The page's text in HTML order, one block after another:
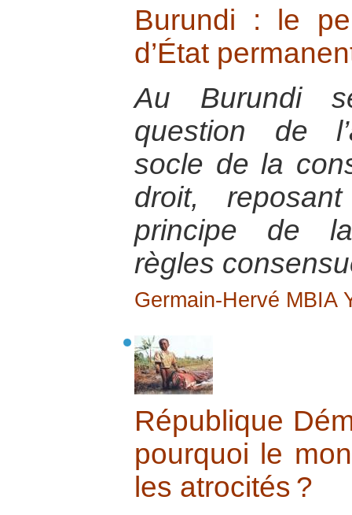
Burundi : le
d’État
Au Burundi
question de
socle de la
droit,
principe de
règles
Germain-Hervé MBIA
République
pourquoi le
les atrocités ?